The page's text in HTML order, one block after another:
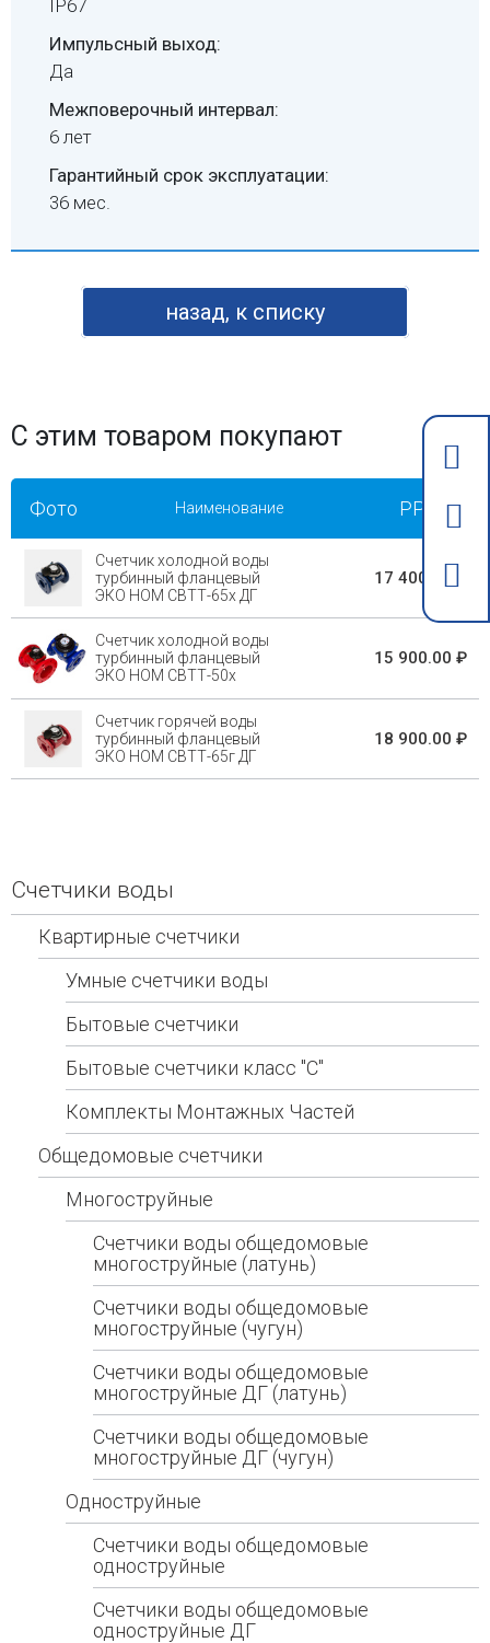
Счетчики воды
Квартирные счетчики
Умные счетчики воды
Бытовые счетчики
Бытовые счетчики класс "С"
Комплекты Монтажных Частей
Общедомовые счетчики
Многоструйные
Счетчики воды общедомовые
многоструйные (латунь)
Счетчики воды общедомовые
многоструйные (чугун)
Счетчики воды общедомовые
многоструйные ДГ (латунь)
Счетчики воды общедомовые
многоструйные ДГ (чугун)
Одноструйные
Счетчики воды общедомовые
одноструйные
Счетчики воды общедомовые
одноструйные ДГ
IP67
Импульсный выход:
Да
Межповерочный интервал:
6 лет
Гарантийный срок эксплуатации:
36 мес.
назад, к списку
С этим товаром покупают
Фото Наименование РРЦ
Счетчик холодной воды
турбинный фланцевый
ЭКО НОМ СВТТ-65х ДГ
17 400.00 ₽
Счетчик холодной воды
турбинный фланцевый
ЭКО НОМ СВТТ-50х
15 900.00 ₽
Счетчик горячей воды
турбинный фланцевый
ЭКО НОМ СВТТ-65г ДГ
18 900.00 ₽